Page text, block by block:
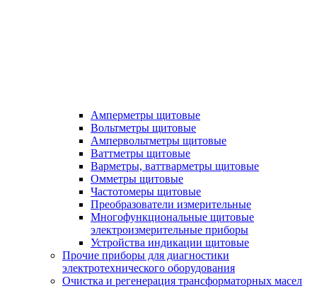
Амперметры щитовые
Вольтметры щитовые
Ампервольтметры щитовые
Ваттметры щитовые
Варметры, ваттварметры щитовые
Омметры щитовые
Частотомеры щитовые
Преобразователи измерительные
Многофункциональные щитовые
электроизмерительные приборы
Устройства индикации щитовые
Прочие приборы для диагностики
электротехнического оборудования
Очистка и регенерация трансформаторных масел